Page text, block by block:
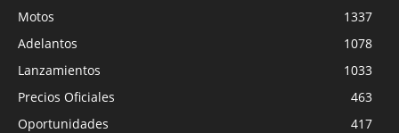
Motos
1337
Adelantos
1078
Lanzamientos
1033
Precios Oficiales
463
Oportunidades
417